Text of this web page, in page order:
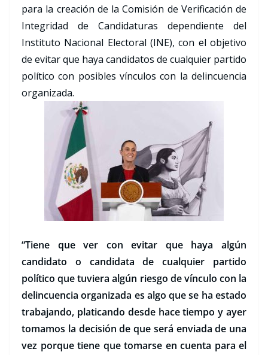
para la creación de la Comisión de Verificación de
Integridad de Candidaturas dependiente del
Instituto Nacional Electoral (INE), con el objetivo
de evitar que haya candidatos de cualquier partido
político con posibles vínculos con la delincuencia
organizada.
“Tiene que ver con evitar que haya algún
candidato o candidata de cualquier partido
político que tuviera algún riesgo de vínculo con la
delincuencia organizada es algo que se ha estado
trabajando, platicando desde hace tiempo y ayer
tomamos la decisión de que será enviada de una
vez porque tiene que tomarse en cuenta para el